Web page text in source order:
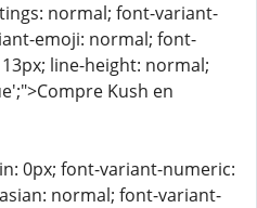
normal; font-variant-
emoji: normal; font-
line-height: normal;
Kush en
0px; font-variant-numeric:
normal; font-variant-